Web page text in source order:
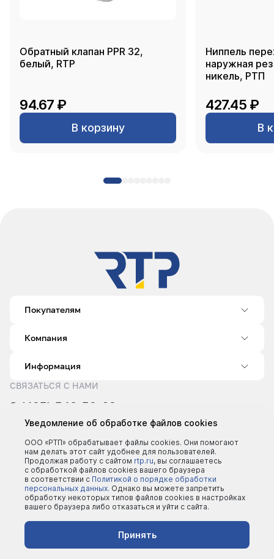
Обратный клапан PPR 32,
белый, RTP
94.67 ₽
В корзину
Ниппель
наружная
никель, РТП
427.45 ₽
В
Покупателям
Компания
Информация
СВЯЗАТЬСЯ С НАМИ
8 (495) 540-52-62
sale@rtp.ru
Пн–Пт: 9:00–18:00
©2000 - 2026 | Все права защищены
Политика конфеденциальности
Уведомление об обработке файлов cookies
ООО «РТП» обрабатывает файлы cookies. Они помогают
нам делать этот сайт удобнее для пользователей.
Продолжая работу с сайтом rtp.ru, вы соглашаетесь
с обработкой файлов cookies вашего браузера
в соответствии с Политикой о порядке обработки
персональных данных. Однако вы можете запретить
обработку некоторых типов файлов cookies в настройках
вашего браузера либо отказаться и уйти с сайта.
Принять